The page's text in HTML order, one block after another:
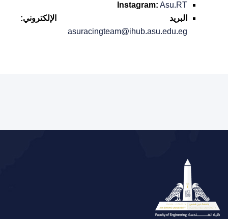
Instagram: Asu.RT
البريد الإلكتروني:
asuracingteam@ihub.asu.edu.eg